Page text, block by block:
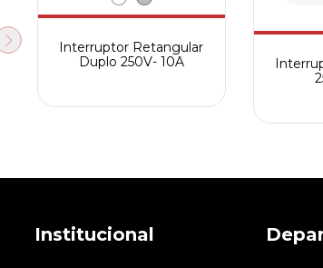
Interruptor Retangular
Duplo 250V- 10A
Institucional